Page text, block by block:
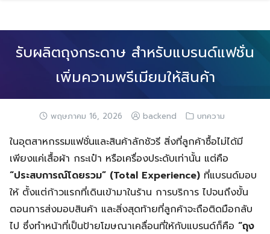
รับผลิตถุงกระดาษ สำหรับแบรนด์แฟชั่น
เพิ่มความพรีเมียมให้สินค้า
พฤษภาคม 16, 2026 backend บทความ
ในอุตสาหกรรมแฟชั่นและสินค้าลักชัวรี สิ่งที่ลูกค้าซื้อไม่ได้มี
เพียงแค่เสื้อผ้า กระเป๋า หรือเครื่องประดับเท่านั้น แต่คือ
“ประสบการณ์โดยรวม” (Total Experience) ที่แบรนด์มอบ
ให้ ตั้งแต่ก้าวแรกที่เดินเข้ามาในร้าน การบริการ ไปจนถึงขั้น
ตอนการส่งมอบสินค้า และสิ่งสุดท้ายที่ลูกค้าจะถือติดมือกลับ
ไป ซึ่งทำหน้าที่เป็นป้ายโฆษณาเคลื่อนที่ให้กับแบรนด์ก็คือ “ถุง